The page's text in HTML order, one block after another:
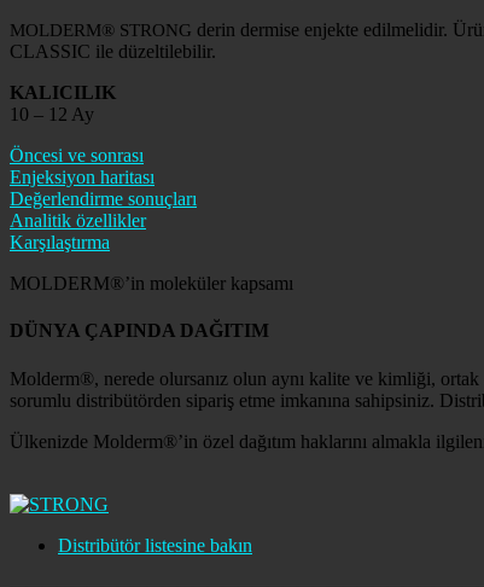
MOLDERM® STRONG derin dermise enjekte edilmelidir.
CLASSIC ile düzeltilebilir.
KALICILIK
10 – 12 Ay
Öncesi ve sonrası
Enjeksiyon haritası
Değerlendirme sonuçları
Analitik özellikler
Karşılaştırma
MOLDERM®’in moleküler kapsamı
DÜNYA ÇAPINDA DAĞITIM
Molderm®, nerede olursanız olun aynı kalite ve kimliği,
sorumlu distribütörden sipariş etme imkanına sahipsiniz.
Ülkenizde Molderm®’in özel dağıtım haklarını almakla
Distribütör listesine bakın